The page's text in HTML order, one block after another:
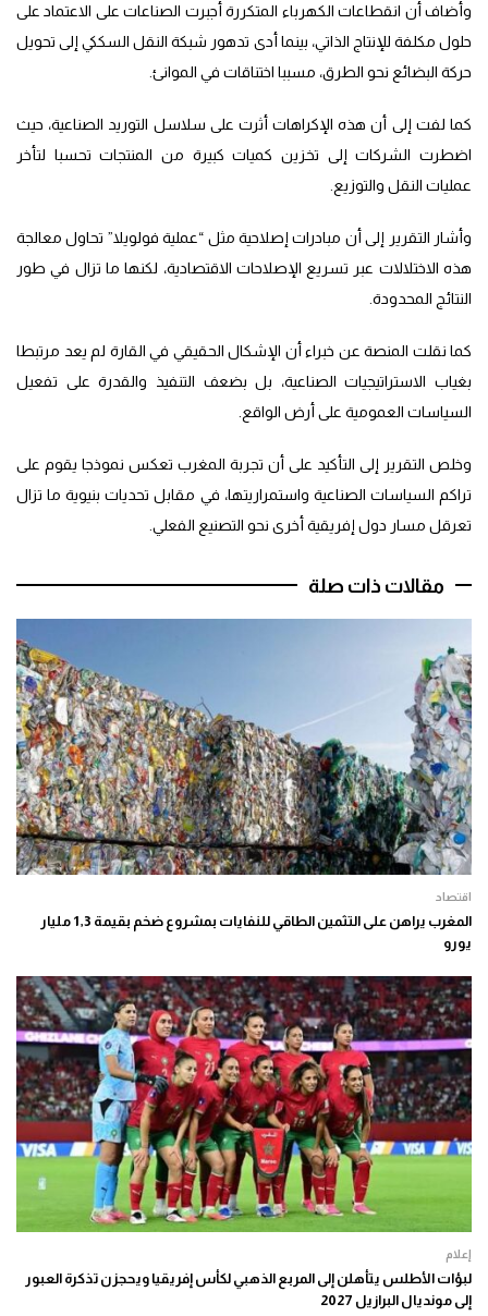
وأضاف أن انقطاعات الكهرباء المتكررة أجبرت الصناعات على الاعتماد على
حلول مكلفة للإنتاج الذاتي، بينما أدى تدهور شبكة النقل السككي إلى تحويل
حركة البضائع نحو الطرق، مسببا اختناقات في الموانئ.
كما لفت إلى أن هذه الإكراهات أثرت على سلاسل التوريد الصناعية، حيث
اضطرت الشركات إلى تخزين كميات كبيرة من المنتجات تحسبا لتأخر
عمليات النقل والتوزيع.
وأشار التقرير إلى أن مبادرات إصلاحية مثل “عملية فولويلا” تحاول معالجة
هذه الاختلالات عبر تسريع الإصلاحات الاقتصادية، لكنها ما تزال في طور
النتائج المحدودة.
كما نقلت المنصة عن خبراء أن الإشكال الحقيقي في القارة لم يعد مرتبطا
بغياب الاستراتيجيات الصناعية، بل بضعف التنفيذ والقدرة على تفعيل
السياسات العمومية على أرض الواقع.
وخلص التقرير إلى التأكيد على أن تجربة المغرب تعكس نموذجا يقوم على
تراكم السياسات الصناعية واستمراريتها، في مقابل تحديات بنيوية ما تزال
تعرقل مسار دول إفريقية أخرى نحو التصنيع الفعلي.
مقالات ذات صلة
اقتصاد
المغرب يراهن على التثمين الطاقي للنفايات بمشروع ضخم بقيمة 1,3 مليار
يورو
إعلام
لبؤات الأطلس يتأهلن إلى المربع الذهبي لكأس إفريقيا ويحجزن تذكرة العبور
إلى مونديال البرازيل 2027